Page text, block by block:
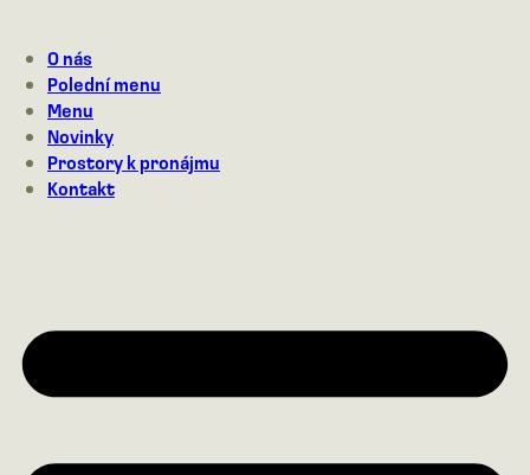
obsahO nás
Polední menu
Menu
Novinky
Prostory k pronájmu
Kontakt